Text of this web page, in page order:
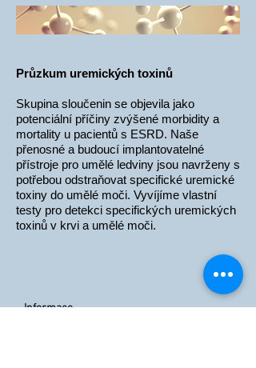
Průzkum uremických toxinů
Skupina sloučenin se objevila jako
potenciální příčiny zvýšené morbidity a
mortality u pacientů s ESRD. Naše
přenosné a budoucí implantovatelné
přístroje pro umělé ledviny jsou navrženy s
potřebou odstraňovat specifické uremické
toxiny do umělé moči. Vyvíjíme vlastní
testy pro detekci specifických uremických
toxinů v krvi a umělé moči.
Informace